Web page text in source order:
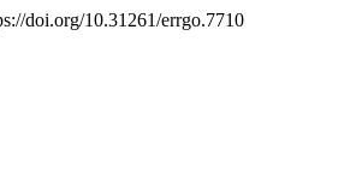
doi.org/10.31261/errgo.7710